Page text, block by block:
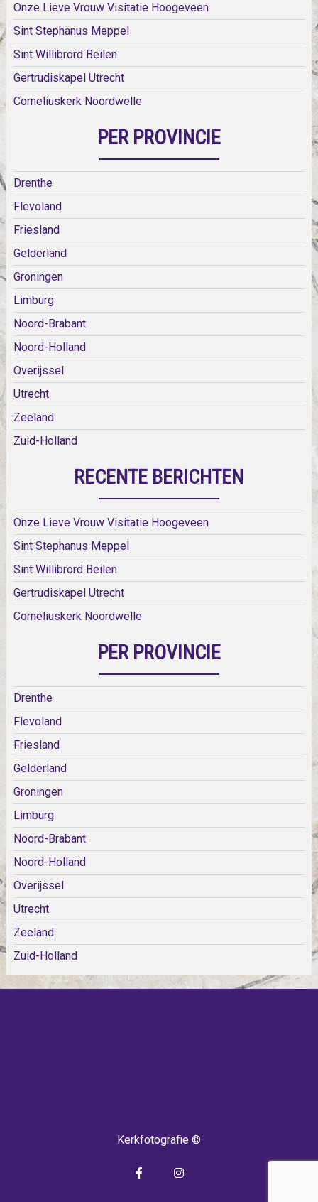
Onze Lieve Vrouw Visitatie Hoogeveen
Sint Stephanus Meppel
Sint Willibrord Beilen
Gertrudiskapel Utrecht
Corneliuskerk Noordwelle
PER PROVINCIE
Drenthe
Flevoland
Friesland
Gelderland
Groningen
Limburg
Noord-Brabant
Noord-Holland
Overijssel
Utrecht
Zeeland
Zuid-Holland
RECENTE BERICHTEN
Onze Lieve Vrouw Visitatie Hoogeveen
Sint Stephanus Meppel
Sint Willibrord Beilen
Gertrudiskapel Utrecht
Corneliuskerk Noordwelle
PER PROVINCIE
Drenthe
Flevoland
Friesland
Gelderland
Groningen
Limburg
Noord-Brabant
Noord-Holland
Overijssel
Utrecht
Zeeland
Zuid-Holland
Kerkfotografie ©